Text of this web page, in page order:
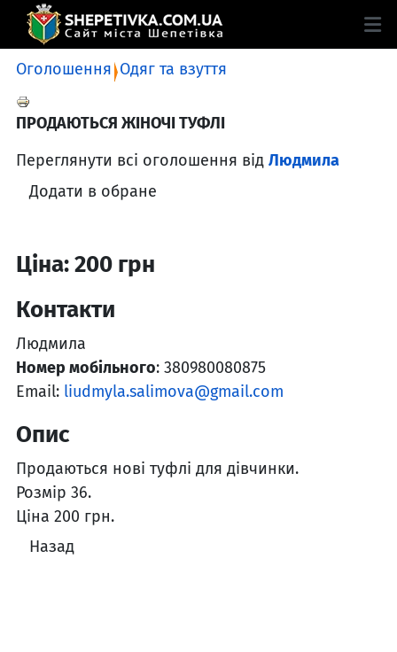
Оголошення Одяг та взуття
ПРОДАЮТЬСЯ ЖІНОЧІ ТУФЛІ
Переглянути всі оголошення від Людмила
Додати в обране
Ціна: 200 грн
Контакти
Людмила
Номер мобільного: 380980080875
Email: liudmyla.salimova@gmail.com
Опис
Продаються нові туфлі для дівчинки.
Розмір 36.
Ціна 200 грн.
Назад